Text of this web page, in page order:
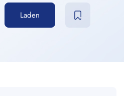
Laden